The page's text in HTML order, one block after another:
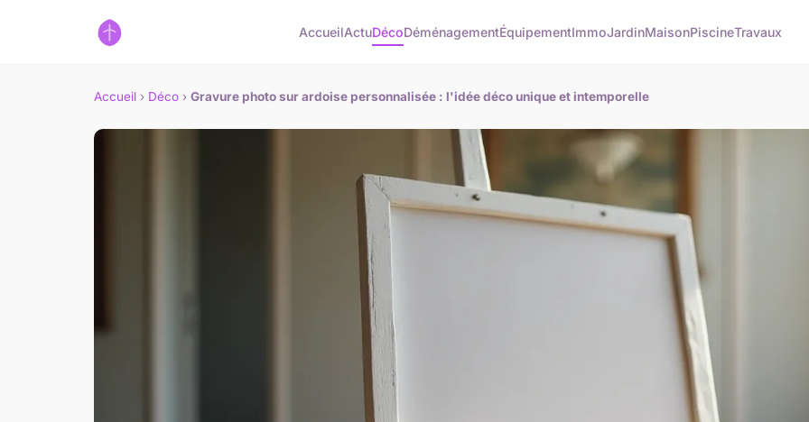
AccueilActuDécoDéménagementÉquipementImmoJardinMaisonPiscineTravaux
Accueil › Déco › Gravure photo sur ardoise personnalisée : l'idée déco unique et intemporelle